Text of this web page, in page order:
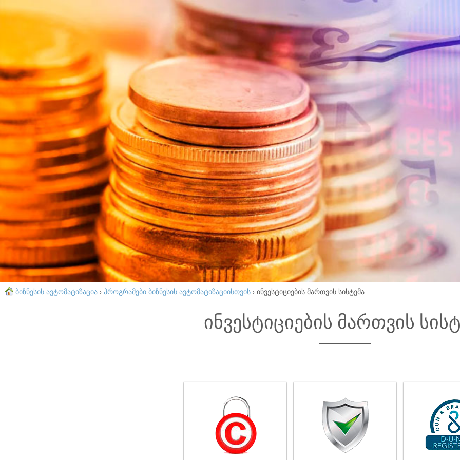
ბიზნესის ავტომატიზაცია › პროგრამები ბიზნესის ავტომატიზაციისთვის › ინვესტიციების მართვის სისტემა
ინვესტიციების მართვის